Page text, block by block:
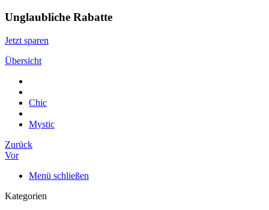
Unglaubliche Rabatte
Jetzt sparen
Übersicht
Chic
Mystic
Zurück
Vor
Menü schließen
Kategorien